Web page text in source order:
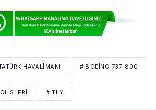
HAVALİMANI # BOEING 737-800
# THY